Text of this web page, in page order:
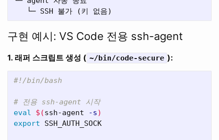
구현 예시: VS Code 전용 ssh-agent
1. 래퍼 스크립트 생성 ( ~/bin/code-secure ):
#!/bin/bash
# 전용 ssh-agent 시작
eval
$(ssh-agent -s)
export SSH_AUTH_SOCK